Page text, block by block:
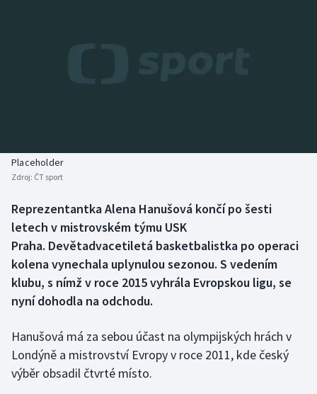
Boby a skeleton
Box
Curling
Dostihy
Florbal
Futsal
Golf
AZ kvíz
Placeholder
Zdroj: ČT sport
Reprezentantka Alena Hanušová končí po šesti
letech v mistrovském týmu USK
Praha. Devětadvacetiletá basketbalistka po operaci
kolena vynechala uplynulou sezonou. S vedením
klubu, s nímž v roce 2015 vyhrála Evropskou ligu, se
nyní dohodla na odchodu.
Hanušová má za sebou účast na olympijských hrách v
Londýně a mistrovství Evropy v roce 2011, kde český
výběr obsadil čtvrté místo.